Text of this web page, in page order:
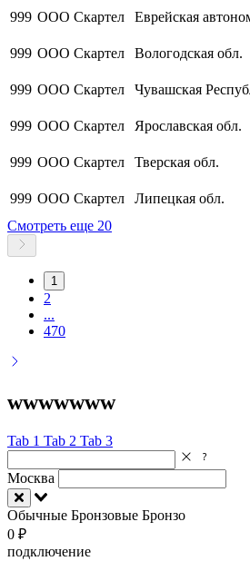
999 ООО Скартел Еврейская
999 ООО Скартел Вологодская обл.
999 ООО Скартел Чувашская
999 ООО Скартел Ярославская обл.
999 ООО Скартел Тверская обл.
999 ООО Скартел Липецкая обл.
Смотреть еще 20
1
2
...
470
wwwwwww
Tab 1 Tab 2 Tab 3
Москва
Обычные Бронзовые Бронзо
0 ₽
подключение